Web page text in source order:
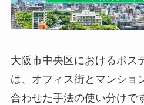
大阪市中央区におけるポス
は、オフィス街とマンショ
合わせた手法の使い分けで